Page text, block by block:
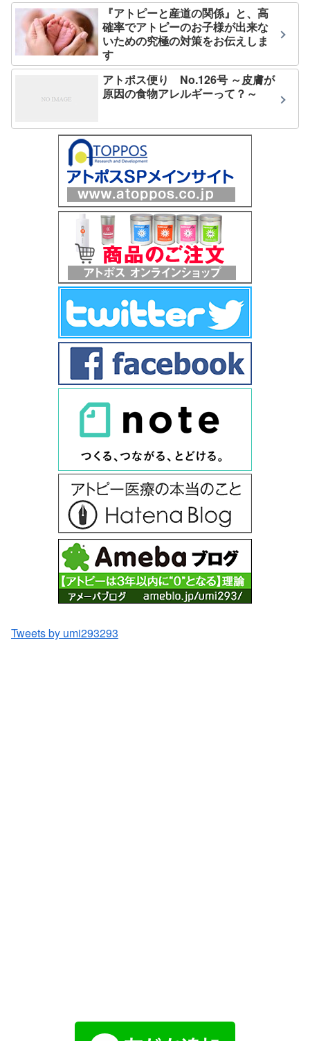
『アトピーと産道の関係』と、高
確率でアトピーのお子様が出来な
いための究極の対策をお伝えしま
す
アトポス便り No.126号 ～皮膚が
原因の食物アレルギーって？～
Tweets by umi293293